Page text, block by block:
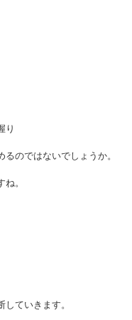
り
のではないでしょうか。
。
ていきます。